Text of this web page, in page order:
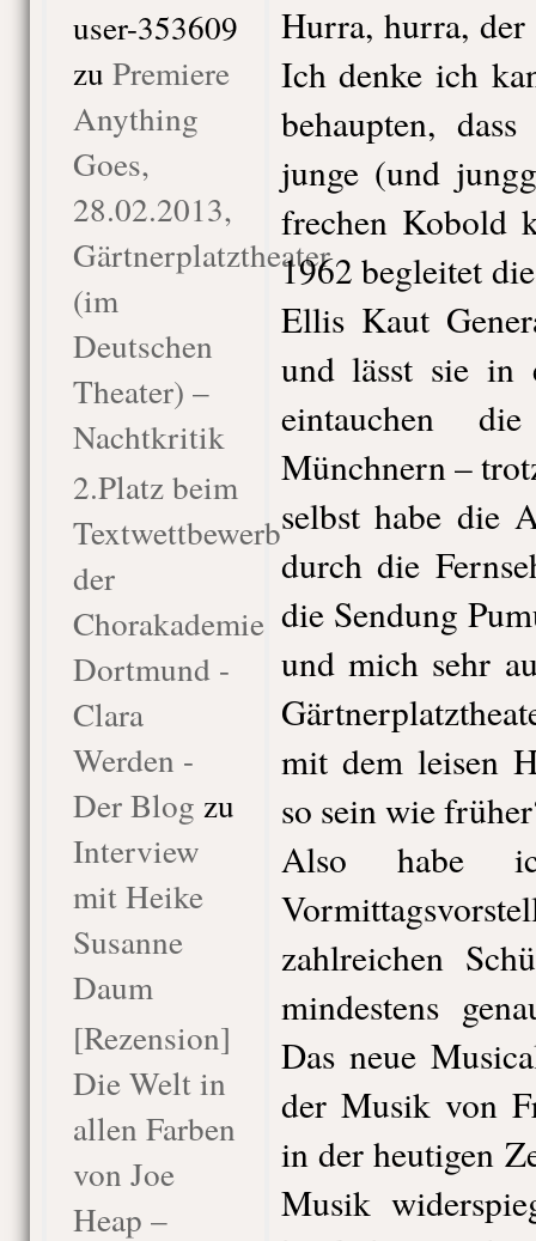
user-353609
zu Premiere
Anything
Goes,
28.02.2013,
Gärtnerplatztheater
(im
Deutschen
Theater) –
Nachtkritik
2.Platz beim
Textwettbewerb
der
Chorakademie
Dortmund -
Clara
Werden -
Der Blog zu
Interview
mit Heike
Susanne
Daum
[Rezension]
Die Welt in
allen Farben
von Joe
Heap –
Hurra, hurra,
Ich denke ich
behaupten,
junge (und
frechen Kobold
1962 begleitet
Ellis Kaut
und lässt sie in
eintauchen
Münchnern –
selbst habe die
durch die
die Sendung
und mich sehr
mit dem leisen
so sein wie
Also habe
zahlreichen
mindestens
Das neue
der Musik von
in der heutigen
Musik